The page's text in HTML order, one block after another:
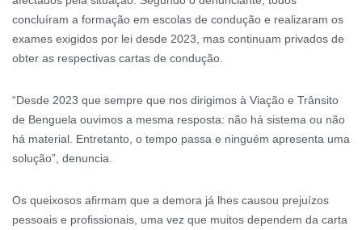
concluíram a formação em escolas de condução e realizaram os
exames exigidos por lei desde 2023, mas continuam privados de
obter as respectivas cartas de condução.
“Desde 2023 que sempre que nos dirigimos à Viação e Trânsito
de Benguela ouvimos a mesma resposta: não há sistema ou não
há material. Entretanto, o tempo passa e ninguém apresenta uma
solução”, denuncia.
Os queixosos afirmam que a demora já lhes causou prejuízos
pessoais e profissionais, uma vez que muitos dependem da carta